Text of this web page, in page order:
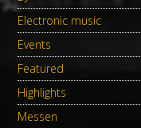
Electronic music
Events
Featured
Highlights
Messen